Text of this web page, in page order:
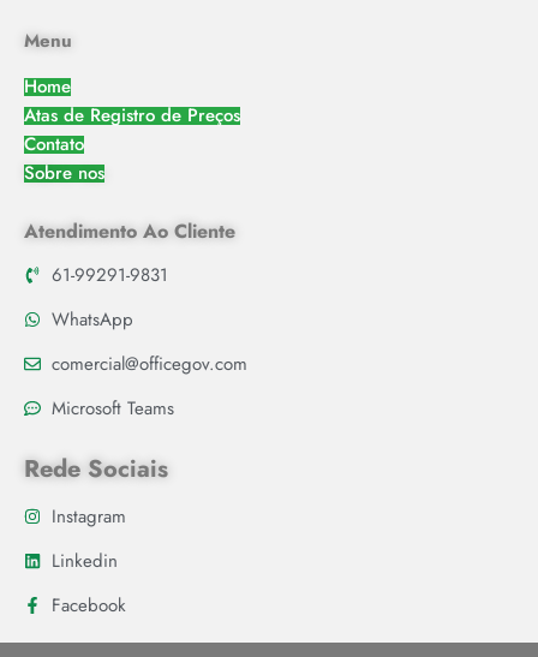
Menu
Home
Atas de Registro de Preços
Contato
Sobre nos
Atendimento Ao Cliente
61-99291-9831
WhatsApp
comercial@officegov.com
Microsoft Teams
Rede Sociais
Instagram
Linkedin
Facebook